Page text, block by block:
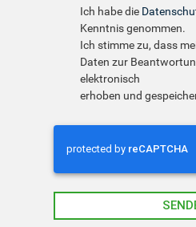
Ich habe die
Kenntnis genommen.
Ich stimme zu, dass
Daten zur
elektronisch
erhoben und